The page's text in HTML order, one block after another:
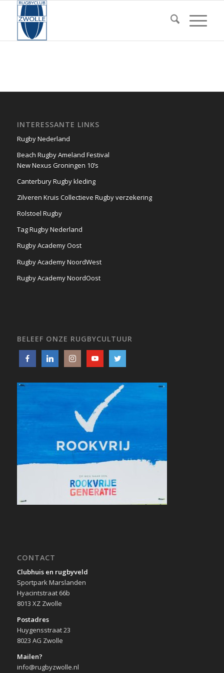
INTERESSANTE LINKS
Rugby Nederland
Beach Rugby Ameland Festival
New Nexus Groningen 10’s
Canterbury Rugby kleding
Zilveren Kruis Collectieve Rugby verzekering
Rolstoel Rugby
Tag Rugby Nederland
Rugby Academy Oost
Rugby Academy NoordWest
Rugby Academy NoordOost
BELEEF ONZE RUGBYCULTUUR
CONTACT
Clubhuis en rugbyveld
Sportpark Marslanden
Hyacintstraat 66b
8013 XZ Zwolle
Postadres
Huygensstraat 23
8023 AG Zwolle
Mailen?
info@rugbyzwolle.nl